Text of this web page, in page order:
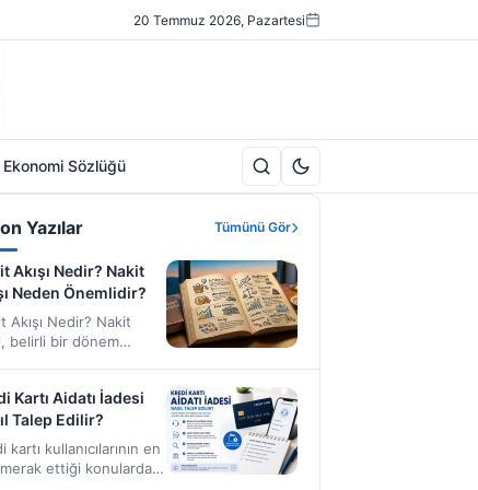
20 Temmuz 2026, Pazartesi
Ekonomi Sözlüğü
Yazılar Tümünü Gör
Akışı Nedir? Nakit
Neden Önemlidir?
Akışı Nedir? Nakit
belirli bir dönem
Kartı Aidatı İadesi
Talep Edilir?
kartı kullanıcılarının en
ettiği konulardan